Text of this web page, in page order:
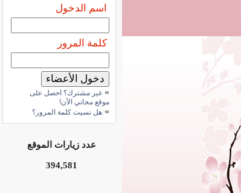
اسم الدخول
كلمة المرور
» غير مشترك؟ احصل على
موقع مجاني الآن!
» هل نسيت كلمة المرور؟
عدد زيارات الموقع
394,581